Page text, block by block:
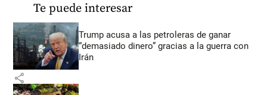
Te puede interesar
Trump acusa a las petroleras de ganar
“demasiado dinero” gracias a la guerra con
Irán
share